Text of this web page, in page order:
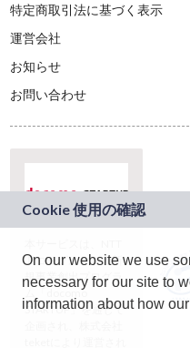
特定商取引法に基づく表示
運営会社
お知らせ
お問い合わせ
ドコモグループの新
規事業創出プログラ
ム「docomo
STARTUP」を通じて
On our website we use
necessary for our site to
information about how